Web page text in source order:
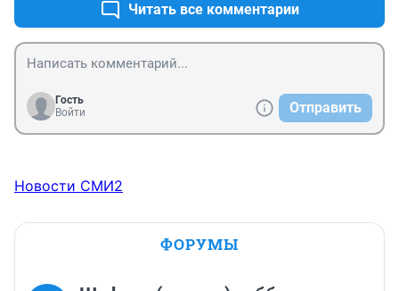
Читать все комментарии
Гость
Войти
Отправить
Новости СМИ2
ФОРУМЫ